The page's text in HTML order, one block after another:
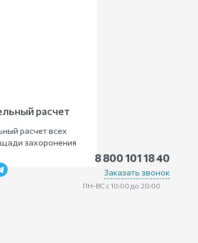
8 800 101 18 40
Заказать звонок
ПН-ВС с 10:00 до 20:00
расчет
расчет всех
захоронения